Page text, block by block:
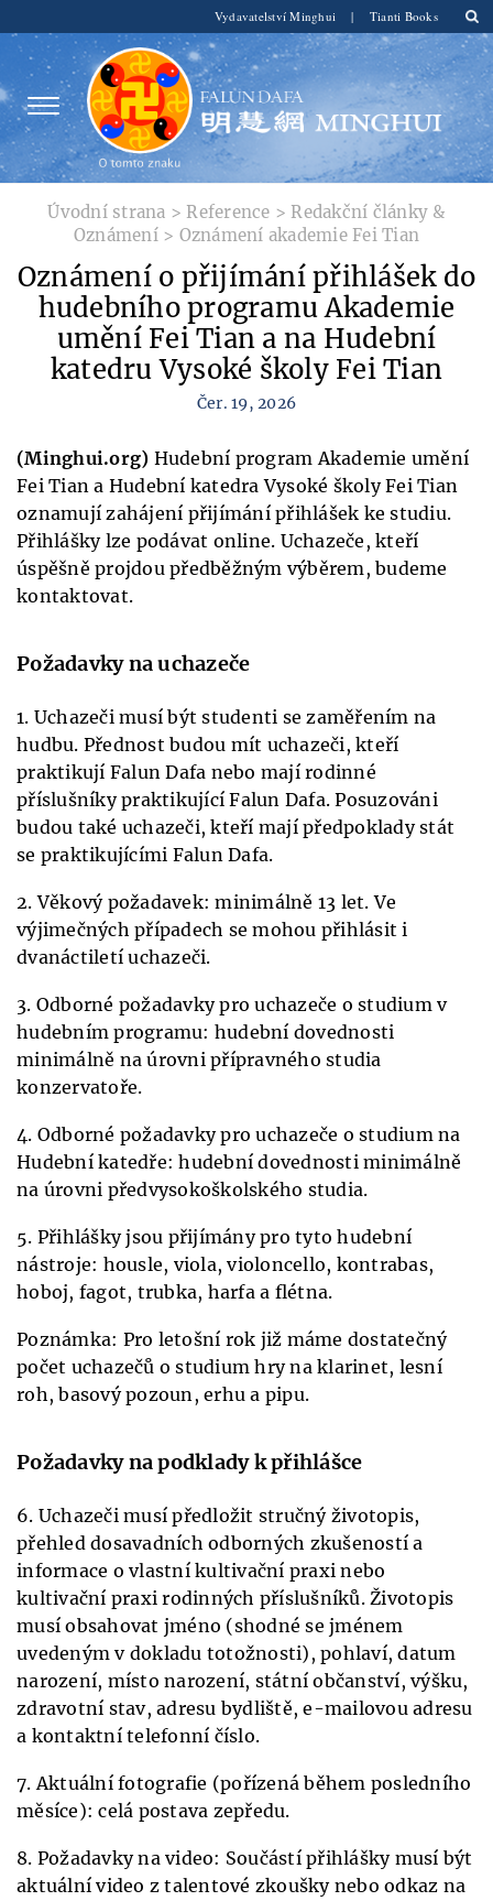
Vydavatelství Minghui | Tianti Books
Úvodní strana > Reference > Redakční články &
Oznámení> Oznámení akademie Fei Tian
Oznámení o přijímání přihlášek do
hudebního programu Akademie
umění Fei Tian a na Hudební
katedru Vysoké školy Fei Tian
Čer. 19, 2026
(Minghui.org) Hudební program Akademie umění
Fei Tian a Hudební katedra Vysoké školy Fei Tian
oznamují zahájení přijímání přihlášek ke studiu.
Přihlášky lze podávat online. Uchazeče, kteří
úspěšně projdou předběžným výběrem, budeme
kontaktovat.
Požadavky na uchazeče
1. Uchazeči musí být studenti se zaměřením na
hudbu. Přednost budou mít uchazeči, kteří
praktikují Falun Dafa nebo mají rodinné
příslušníky praktikující Falun Dafa. Posuzováni
budou také uchazeči, kteří mají předpoklady stát
se praktikujícími Falun Dafa.
2. Věkový požadavek: minimálně 13 let. Ve
výjimečných případech se mohou přihlásit i
dvanáctiletí uchazeči.
3. Odborné požadavky pro uchazeče o studium v
hudebním programu: hudební dovednosti
minimálně na úrovni přípravného studia
konzervatoře.
4. Odborné požadavky pro uchazeče o studium na
Hudební katedře: hudební dovednosti minimálně
na úrovni předvysokoškolského studia.
5. Přihlášky jsou přijímány pro tyto hudební
nástroje: housle, viola, violoncello, kontrabas,
hoboj, fagot, trubka, harfa a flétna.
Poznámka: Pro letošní rok již máme dostatečný
počet uchazečů o studium hry na klarinet, lesní
roh, basový pozoun, erhu a pipu.
Požadavky na podklady k přihlášce
6. Uchazeči musí předložit stručný životopis,
přehled dosavadních odborných zkušeností a
informace o vlastní kultivační praxi nebo
kultivační praxi rodinných příslušníků. Životopis
musí obsahovat jméno (shodné se jménem
uvedeným v dokladu totožnosti), pohlaví, datum
narození, místo narození, státní občanství, výšku,
zdravotní stav, adresu bydliště, e-mailovou adresu
a kontaktní telefonní číslo.
7. Aktuální fotografie (pořízená během posledního
měsíce): celá postava zepředu.
8. Požadavky na video: Součástí přihlášky musí být
aktuální video z talentové zkoušky nebo odkaz na